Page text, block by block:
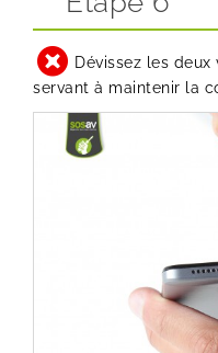
Dévissez les deux
servant à maintenir la